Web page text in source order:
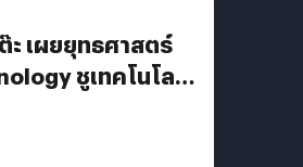
ะ เผยยุทธศาสตร์
ชูเทคโนโลยี